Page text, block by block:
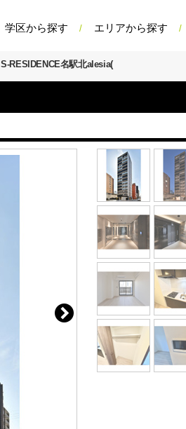
学区から探す エリアから探す
S-RESIDENCE名駅北alesia(